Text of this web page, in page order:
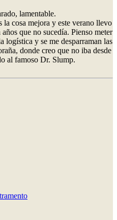
lamentable.
la cosa mejora y este verano llevo
que no sucedía. Pienso meter
logística y se me desparraman las
donde creo que no iba desde
al famoso Dr. Slump.